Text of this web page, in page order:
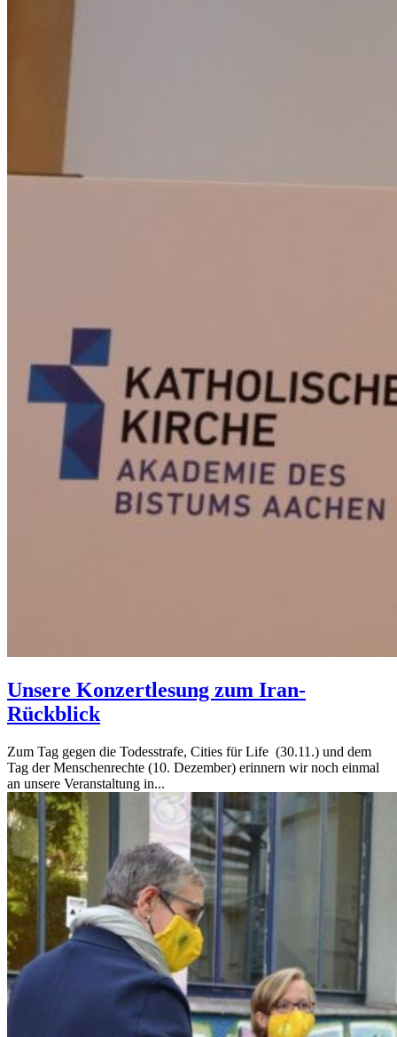
Unsere Konzertlesung zum Iran-
Rückblick
Zum Tag gegen die Todesstrafe, Cities für Life (30.11.) und dem
Tag der Menschenrechte (10. Dezember) erinnern wir noch einmal
an unsere Veranstaltung in...